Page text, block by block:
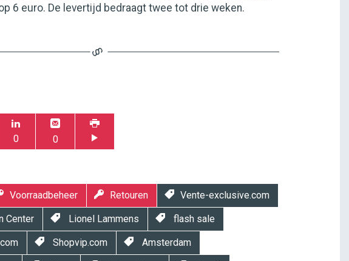
6 euro. De levertijd bedraagt twee tot drie weken.
0 0
Voorraadbeheer Retouren Vente-exclusive.com
Center Lionel Lammens flash sale
Shopvip.com Amsterdam